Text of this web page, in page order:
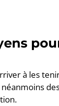
à les